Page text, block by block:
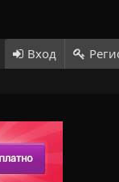
Вход